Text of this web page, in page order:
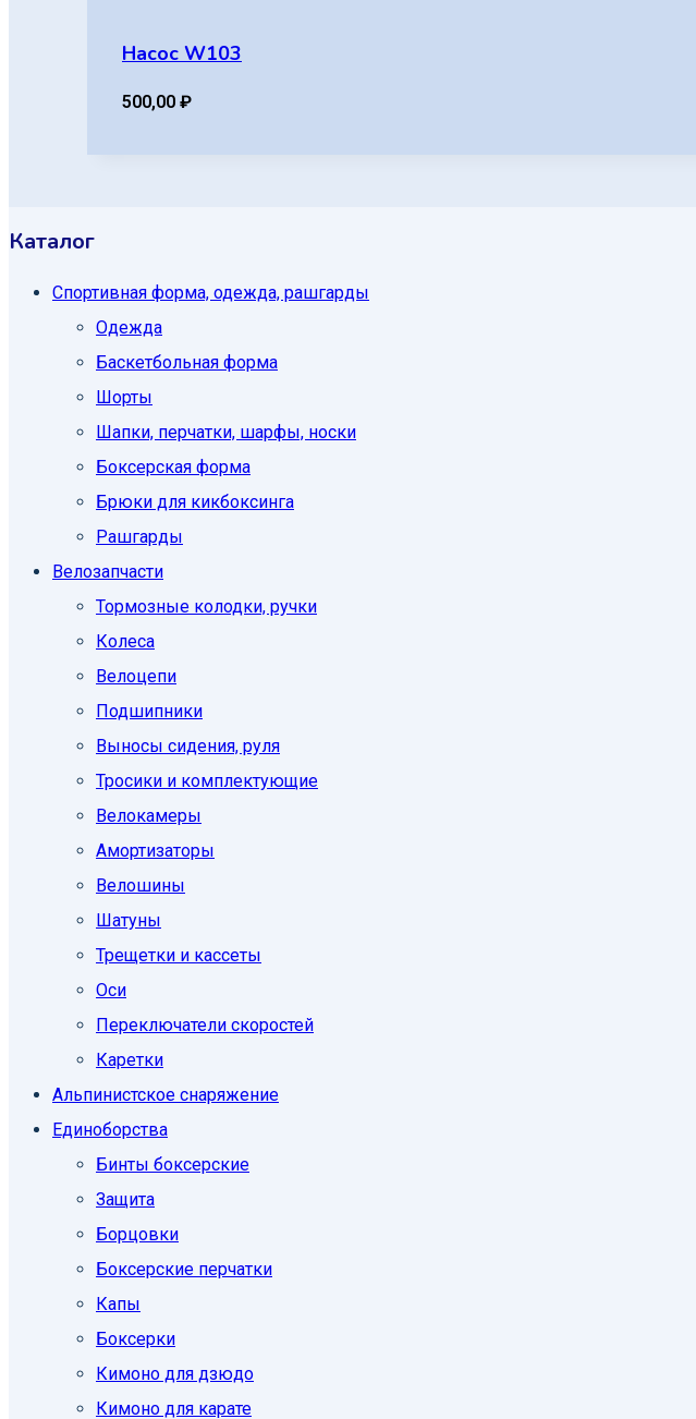
Насос W103
500,00 ₽
Каталог
Спортивная форма, одежда, рашгарды
Одежда
Баскетбольная форма
Шорты
Шапки, перчатки, шарфы, носки
Боксерская форма
Брюки для кикбоксинга
Рашгарды
Велозапчасти
Тормозные колодки, ручки
Колеса
Велоцепи
Подшипники
Выносы сидения, руля
Тросики и комплектующие
Велокамеры
Амортизаторы
Велошины
Шатуны
Трещетки и кассеты
Оси
Переключатели скоростей
Каретки
Альпинистское снаряжение
Единоборcтва
Бинты боксерские
Защита
Борцовки
Боксерские перчатки
Капы
Боксерки
Кимоно для дзюдо
Кимоно для карате